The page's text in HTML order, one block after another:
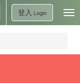
登入 Login